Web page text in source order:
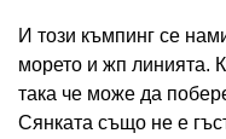
И този къмпинг се
морето и жп линията.
така че може да
Сянката също не е